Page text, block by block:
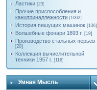
Ластики [23]
Прочие приспособления и
канцпринадлежности [1002]
История пишущих машинок [136]
Волшебные фонари 1893 г. [19]
Производство стальных перьев
[28]
Коллекция вычислительной
техники 1957 г. [116]
Умная Мысль